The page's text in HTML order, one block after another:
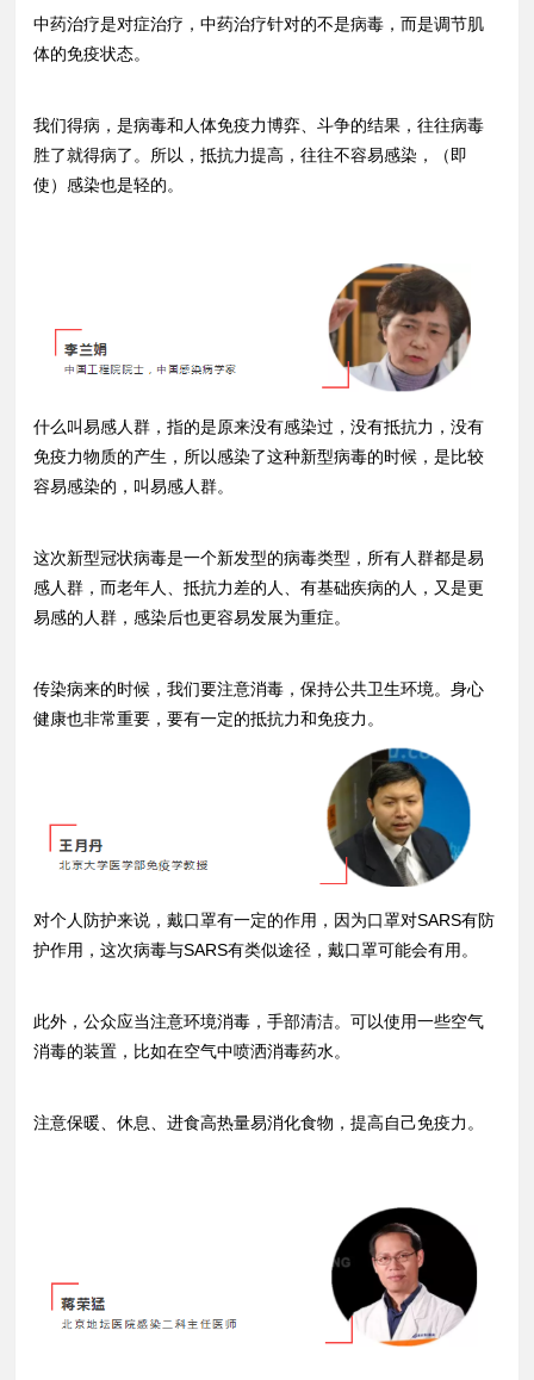
中药治疗是对症治疗，中药治疗针对的不是病毒，而是调节肌
体的免疫状态。
我们得病，是病毒和人体免疫力博弈、斗争的结果，往往病毒
胜了就得病了。所以，抵抗力提高，往往不容易感染，（即
使）感染也是轻的。
什么叫易感人群，指的是原来没有感染过，没有抵抗力，没有
免疫力物质的产生，所以感染了这种新型病毒的时候，是比较
容易感染的，叫易感人群。
这次新型冠状病毒是一个新发型的病毒类型，所有人群都是易
感人群，而老年人、抵抗力差的人、有基础疾病的人，又是更
易感的人群，感染后也更容易发展为重症。
传染病来的时候，我们要注意消毒，保持公共卫生环境。身心
健康也非常重要，要有一定的抵抗力和免疫力。
对个人防护来说，戴口罩有一定的作用，因为口罩对SARS有防
护作用，这次病毒与SARS有类似途径，戴口罩可能会有用。
此外，公众应当注意环境消毒，手部清洁。可以使用一些空气
消毒的装置，比如在空气中喷洒消毒药水。
注意保暖、休息、进食高热量易消化食物，提高自己免疫力。